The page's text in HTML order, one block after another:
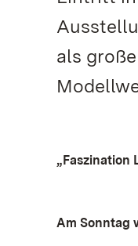
als
„Faszination
Am Sonntag